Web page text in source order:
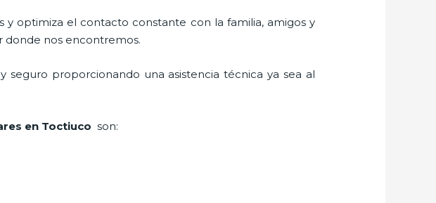
y optimiza el contacto constante con la familia, amigos y
donde nos encontremos.
seguro proporcionando una asistencia técnica ya sea al
en Toctiucoson: